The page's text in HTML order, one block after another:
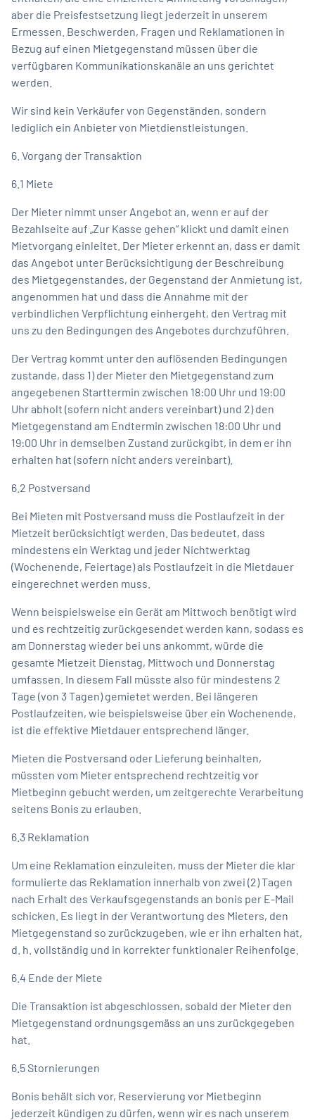
aber die Preisfestsetzung liegt jederzeit in unserem
Ermessen. Beschwerden, Fragen und Reklamationen in
Bezug auf einen Mietgegenstand müssen über die
verfügbaren Kommunikationskanäle an uns gerichtet
werden.
Wir sind kein Verkäufer von Gegenständen, sondern
lediglich ein Anbieter von Mietdienstleistungen.
6. Vorgang der Transaktion
6.1 Miete
Der Mieter nimmt unser Angebot an, wenn er auf der
Bezahlseite auf „Zur Kasse gehen“ klickt und damit einen
Mietvorgang einleitet. Der Mieter erkennt an, dass er damit
das Angebot unter Berücksichtigung der Beschreibung
des Mietgegenstandes, der Gegenstand der Anmietung ist,
angenommen hat und dass die Annahme mit der
verbindlichen Verpflichtung einhergeht, den Vertrag mit
uns zu den Bedingungen des Angebotes durchzuführen.
Der Vertrag kommt unter den auflösenden Bedingungen
zustande, dass 1) der Mieter den Mietgegenstand zum
angegebenen Starttermin zwischen 18:00 Uhr und 19:00
Uhr abholt (sofern nicht anders vereinbart) und 2) den
Mietgegenstand am Endtermin zwischen 18:00 Uhr und
19:00 Uhr in demselben Zustand zurückgibt, in dem er ihn
erhalten hat (sofern nicht anders vereinbart).
6.2 Postversand
Bei Mieten mit Postversand muss die Postlaufzeit in der
Mietzeit berücksichtigt werden. Das bedeutet, dass
mindestens ein Werktag und jeder Nichtwerktag
(Wochenende, Feiertage) als Postlaufzeit in die Mietdauer
eingerechnet werden muss.
Wenn beispielsweise ein Gerät am Mittwoch benötigt wird
und es rechtzeitig zurückgesendet werden kann, sodass es
am Donnerstag wieder bei uns ankommt, würde die
gesamte Mietzeit Dienstag, Mittwoch und Donnerstag
umfassen. In diesem Fall müsste also für mindestens 2
Tage (von 3 Tagen) gemietet werden. Bei längeren
Postlaufzeiten, wie beispielsweise über ein Wochenende,
ist die effektive Mietdauer entsprechend länger.
Mieten die Postversand oder Lieferung beinhalten,
müssten vom Mieter entsprechend rechtzeitig vor
Mietbeginn gebucht werden, um zeitgerechte Verarbeitung
seitens Bonis zu erlauben.
6.3 Reklamation
Um eine Reklamation einzuleiten, muss der Mieter die klar
formulierte das Reklamation innerhalb von zwei (2) Tagen
nach Erhalt des Verkaufsgegenstands an bonis per E-Mail
schicken. Es liegt in der Verantwortung des Mieters, den
Mietgegenstand so zurückzugeben, wie er ihn erhalten hat,
d. h. vollständig und in korrekter funktionaler Reihenfolge.
6.4 Ende der Miete
Die Transaktion ist abgeschlossen, sobald der Mieter den
Mietgegenstand ordnungsgemäss an uns zurückgegeben
hat.
6.5 Stornierungen
Bonis behält sich vor, Reservierung vor Mietbeginn
jederzeit kündigen zu dürfen, wenn wir es nach unserem